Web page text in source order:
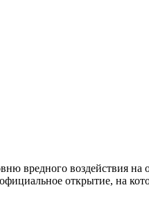
вредного воздействия
открытие, на